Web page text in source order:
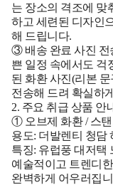
는 장소의 격조에 맞
하고 세련된 디자인
해 드립니다.
③ 배송 완료 사진 전
쁜 일정 속에서도 걱
된 화환 사진(리본
전송해 드려 확실하
2. 주요 취급 상품 안
① 오브제 화환 / 스
용도: 더발렌티 청담
특징: 유럽풍 대저택
예술적이고 트렌디
완벽하게 어우러집